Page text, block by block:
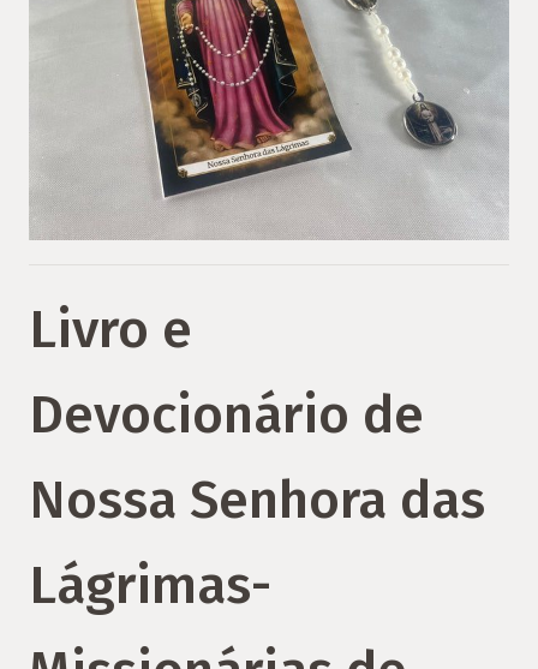
Livro e
Devocionário de
Nossa Senhora das
Lágrimas-